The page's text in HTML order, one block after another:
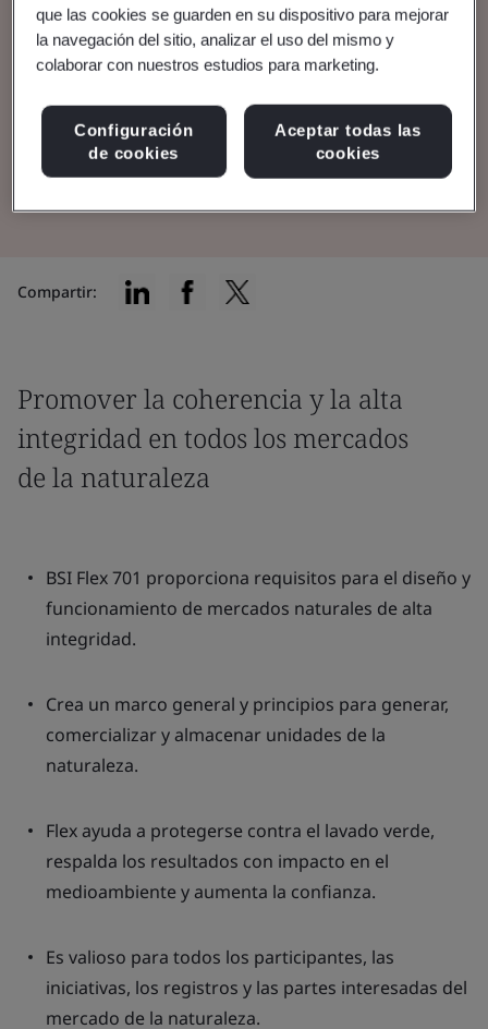
updated based on industry feedback and is
ready for adoption.
Descargar la norma
Add Your Comments
Compartir:
Promover la coherencia y la alta
integridad en todos los mercados
de la naturaleza
BSI Flex 701 proporciona requisitos para el diseño y
funcionamiento de mercados naturales de alta
integridad.
Crea un marco general y principios para generar,
comercializar y almacenar unidades de la
naturaleza.
Flex ayuda a protegerse contra el lavado verde,
respalda los resultados con impacto en el
medioambiente y aumenta la confianza.
Es valioso para todos los participantes, las
iniciativas, los registros y las partes interesadas del
mercado de la naturaleza.
que las cookies se guarden en su dispositivo para mejorar
la navegación del sitio, analizar el uso del mismo y
colaborar con nuestros estudios para marketing.
Configuración
de cookies
Aceptar todas las
cookies